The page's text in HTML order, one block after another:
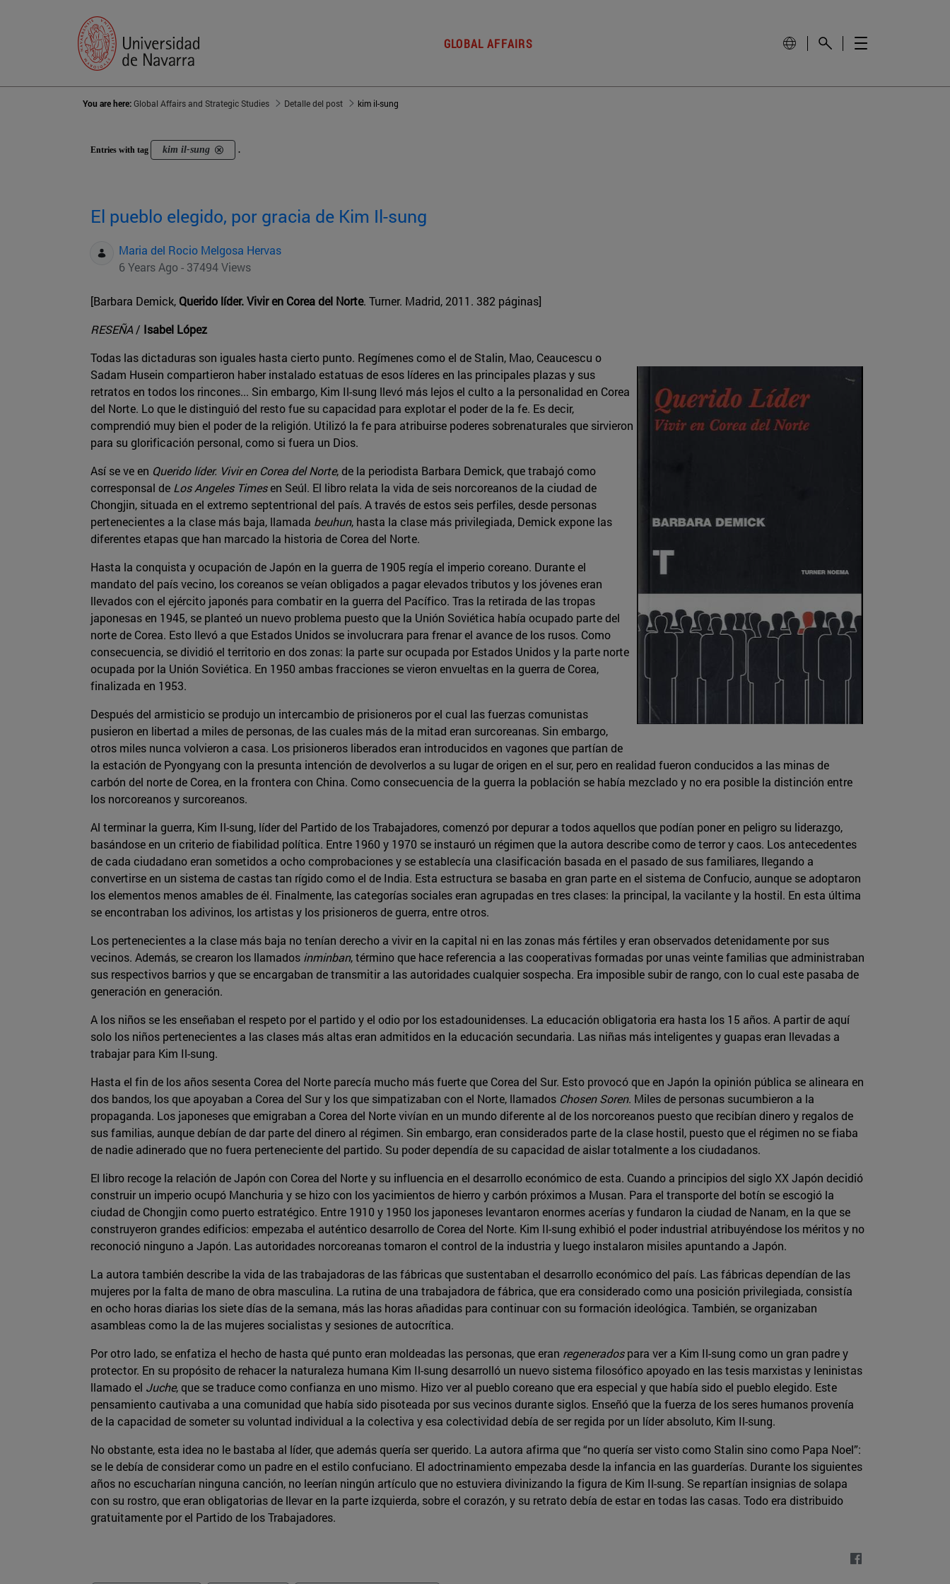
GLOBAL AFFAIRS
You are here:Global Affairs and Strategic Studies Detalle del post kim il-sung
Entries with tag kim il-sung .
El pueblo elegido, por gracia de Kim Il-sung
Maria del Rocio Melgosa Hervas
6 Years Ago - 37494 Views
[Barbara Demick, Querido líder. Vivir en Corea del Norte. Turner. Madrid, 2011. 382 páginas]
RESEÑA / Isabel López
Todas las dictaduras son iguales hasta cierto punto. Regímenes como el de Stalin, Mao, Ceaucescu o
Sadam Husein compartieron haber instalado estatuas de esos líderes en las principales plazas y sus
retratos en todos los rincones... Sin embargo, Kim Il-sung llevó más lejos el culto a la personalidad en Corea
del Norte. Lo que le distinguió del resto fue su capacidad para explotar el poder de la fe. Es decir,
comprendió muy bien el poder de la religión. Utilizó la fe para atribuirse poderes sobrenaturales que sirvieron
para su glorificación personal, como si fuera un Dios.
Así se ve en Querido líder. Vivir en Corea del Norte, de la periodista Barbara Demick, que trabajó como
corresponsal de Los Angeles Timesen Seúl. El libro relata la vida de seis norcoreanos de la ciudad de
Chongjin, situada en el extremo septentrional del país. A través de estos seis perfiles, desde personas
pertenecientes a la clase más baja, llamada beuhun, hasta la clase más privilegiada, Demick expone las
diferentes etapas que han marcado la historia de Corea del Norte.
Hasta la conquista y ocupación de Japón en la guerra de 1905 regía el imperio coreano. Durante el
mandato del país vecino, los coreanos se veían obligados a pagar elevados tributos y los jóvenes eran
llevados con el ejército japonés para combatir en la guerra del Pacífico. Tras la retirada de las tropas
japonesas en 1945, se planteó un nuevo problema puesto que la Unión Soviética había ocupado parte del
norte de Corea. Esto llevó a que Estados Unidos se involucrara para frenar el avance de los rusos. Como
consecuencia, se dividió el territorio en dos zonas: la parte sur ocupada por Estados Unidos y la parte norte
ocupada por la Unión Soviética. En 1950 ambas fracciones se vieron envueltas en la guerra de Corea,
finalizada en 1953.
Después del armisticio se produjo un intercambio de prisioneros por el cual las fuerzas comunistas
pusieron en libertad a miles de personas, de las cuales más de la mitad eran surcoreanas. Sin embargo,
otros miles nunca volvieron a casa. Los prisioneros liberados eran introducidos en vagones que partían de
la estación de Pyongyang con la presunta intención de devolverlos a su lugar de origen en el sur, pero en realidad fueron conducidos a las minas de
carbón del norte de Corea, en la frontera con China. Como consecuencia de la guerra la población se había mezclado y no era posible la distinción entre
los norcoreanos y surcoreanos.
Al terminar la guerra, Kim Il-sung, líder del Partido de los Trabajadores, comenzó por depurar a todos aquellos que podían poner en peligro su liderazgo,
basándose en un criterio de fiabilidad política. Entre 1960 y 1970 se instauró un régimen que la autora describe como de terror y caos. Los antecedentes
de cada ciudadano eran sometidos a ocho comprobaciones y se establecía una clasificación basada en el pasado de sus familiares, llegando a
convertirse en un sistema de castas tan rígido como el de India. Esta estructura se basaba en gran parte en el sistema de Confucio, aunque se adoptaron
los elementos menos amables de él. Finalmente, las categorías sociales eran agrupadas en tres clases: la principal, la vacilante y la hostil. En esta última
se encontraban los adivinos, los artistas y los prisioneros de guerra, entre otros.
Los pertenecientes a la clase más baja no tenían derecho a vivir en la capital ni en las zonas más fértiles y eran observados detenidamente por sus
vecinos. Además, se crearon los llamados inminban, término que hace referencia a las cooperativas formadas por unas veinte familias que administraban
sus respectivos barrios y que se encargaban de transmitir a las autoridades cualquier sospecha. Era imposible subir de rango, con lo cual este pasaba de
generación en generación.
A los niños se les enseñaban el respeto por el partido y el odio por los estadounidenses. La educación obligatoria era hasta los 15 años. A partir de aquí
solo los niños pertenecientes a las clases más altas eran admitidos en la educación secundaria. Las niñas más inteligentes y guapas eran llevadas a
trabajar para Kim Il-sung.
Hasta el fin de los años sesenta Corea del Norte parecía mucho más fuerte que Corea del Sur. Esto provocó que en Japón la opinión pública se alineara en
dos bandos, los que apoyaban a Corea del Sur y los que simpatizaban con el Norte, llamados Chosen Soren. Miles de personas sucumbieron a la
propaganda. Los japoneses que emigraban a Corea del Norte vivían en un mundo diferente al de los norcoreanos puesto que recibían dinero y regalos de
sus familias, aunque debían de dar parte del dinero al régimen. Sin embargo, eran considerados parte de la clase hostil, puesto que el régimen no se fiaba
de nadie adinerado que no fuera perteneciente del partido. Su poder dependía de su capacidad de aislar totalmente a los ciudadanos.
El libro recoge la relación de Japón con Corea del Norte y su influencia en el desarrollo económico de esta. Cuando a principios del siglo XX Japón decidió
construir un imperio ocupó Manchuria y se hizo con los yacimientos de hierro y carbón próximos a Musan. Para el transporte del botín se escogió la
ciudad de Chongjin como puerto estratégico. Entre 1910 y 1950 los japoneses levantaron enormes acerías y fundaron la ciudad de Nanam, en la que se
construyeron grandes edificios: empezaba el auténtico desarrollo de Corea del Norte. Kim Il-sung exhibió el poder industrial atribuyéndose los méritos y no
reconoció ninguno a Japón. Las autoridades norcoreanas tomaron el control de la industria y luego instalaron misiles apuntando a Japón.
La autora también describe la vida de las trabajadoras de las fábricas que sustentaban el desarrollo económico del país. Las fábricas dependían de las
mujeres por la falta de mano de obra masculina. La rutina de una trabajadora de fábrica, que era considerado como una posición privilegiada, consistía
en ocho horas diarias los siete días de la semana, más las horas añadidas para continuar con su formación ideológica. También, se organizaban
asambleas como la de las mujeres socialistas y sesiones de autocrítica.
Por otro lado, se enfatiza el hecho de hasta qué punto eran moldeadas las personas, que eran regeneradospara ver a Kim Il-sung como un gran padre y
protector. En su propósito de rehacer la naturaleza humana Kim Il-sung desarrolló un nuevo sistema filosófico apoyado en las tesis marxistas y leninistas
llamado el Juche, que se traduce como confianza en uno mismo. Hizo ver al pueblo coreano que era especial y que había sido el pueblo elegido. Este
pensamiento cautivaba a una comunidad que había sido pisoteada por sus vecinos durante siglos. Enseñó que la fuerza de los seres humanos provenía
de la capacidad de someter su voluntad individual a la colectiva y esa colectividad debía de ser regida por un líder absoluto, Kim Il-sung.
No obstante, esta idea no le bastaba al líder, que además quería ser querido. La autora afirma que “no quería ser visto como Stalin sino como Papa Noel”:
se le debía de considerar como un padre en el estilo confuciano. El adoctrinamiento empezaba desde la infancia en las guarderías. Durante los siguientes
años no escucharían ninguna canción, no leerían ningún artículo que no estuviera divinizando la figura de Kim Il-sung. Se repartían insignias de solapa
con su rostro, que eran obligatorias de llevar en la parte izquierda, sobre el corazón, y su retrato debía de estar en todas las casas. Todo era distribuido
gratuitamente por el Partido de los Trabajadores.